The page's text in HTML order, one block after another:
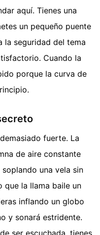
aquí. Tienes una
un pequeño puente
la seguridad del tema
Cuando la
porque la curva de
fuerte. La
de aire constante
una vela sin
que la llama baile un
inflando un globo
y sonará estridente.
ser escuchada, tienes